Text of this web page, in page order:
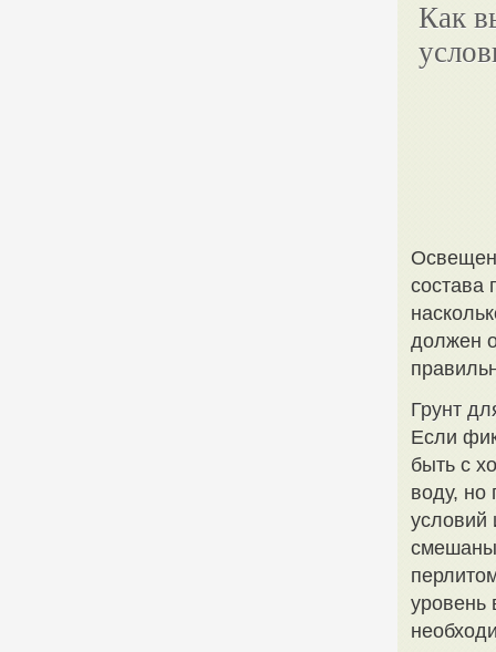
Как
состава
должен
Грунт
Если
быть с
воду, но
условий
смешаны
уровень